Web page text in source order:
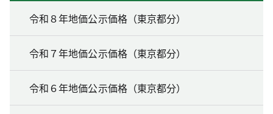
令和８年地価公示価格（東京都分）
令和７年地価公示価格（東京都分）
令和６年地価公示価格（東京都分）